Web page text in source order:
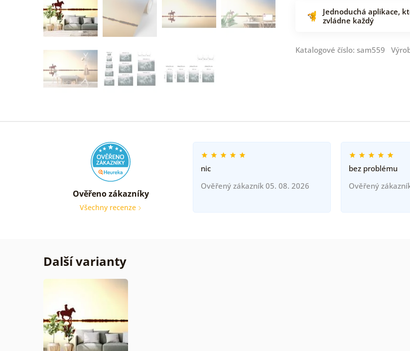
Jednoduchá aplikace,
zvládne každý
Katalogové číslo: sam559
Ověřeno zákazníky
Všechny recenze
nic
Ověřený zákazník 05. 08. 2026
bez problému
Ověřený
Další varianty